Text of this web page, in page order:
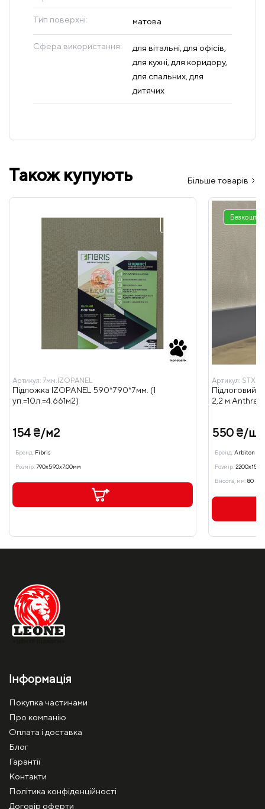
Тип поверхні: матова
Сфера використання:
для вітальні, для офісів,
для кухні, для коридору,
для спальних, для
дитячих
Також купують Більше товарів
Артикул: 7мм.IZOPANEL
Підложка IZOPANEL 590*790*7мм. (1
уп.=10л.=4.661м2)
154 ₴/м2
Бренд: Fibris
Розмір:790x590x7.00мм
Артикул:
Підлоговий
2,2 м
550 ₴/шт
Бренд:Arbiton
Розмір:
Висота, мм:80
Інформація
Покупка частинами
Про компанію
Оплата і доставка
Блог
Гарантії
Контакти
Політика конфіденційності
Договір оферти